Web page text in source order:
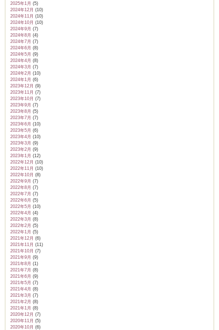
2025年1月 (5)
2024年12月 (10)
2024年11月 (10)
2024年10月 (10)
2024年9月 (7)
2024年8月 (4)
2024年7月 (7)
2024年6月 (8)
2024年5月 (9)
2024年4月 (8)
2024年3月 (7)
2024年2月 (10)
2024年1月 (6)
2023年12月 (9)
2023年11月 (7)
2023年10月 (7)
2023年9月 (7)
2023年8月 (5)
2023年7月 (7)
2023年6月 (10)
2023年5月 (6)
2023年4月 (10)
2023年3月 (9)
2023年2月 (9)
2023年1月 (12)
2022年12月 (10)
2022年11月 (10)
2022年10月 (8)
2022年9月 (7)
2022年8月 (7)
2022年7月 (7)
2022年6月 (5)
2022年5月 (10)
2022年4月 (4)
2022年3月 (8)
2022年2月 (5)
2022年1月 (5)
2021年12月 (6)
2021年11月 (11)
2021年10月 (7)
2021年9月 (9)
2021年8月 (1)
2021年7月 (8)
2021年6月 (9)
2021年5月 (7)
2021年4月 (8)
2021年3月 (7)
2021年2月 (8)
2021年1月 (8)
2020年12月 (7)
2020年11月 (5)
2020年10月 (6)